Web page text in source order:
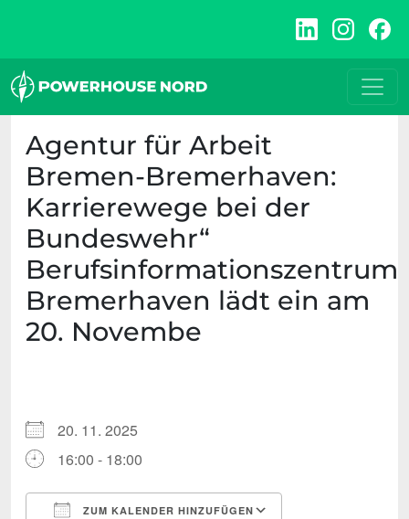
Agentur für Arbeit
Bremen-Bremerhaven:
Karrierewege bei der
Bundeswehr“
Berufsinformationszentrum
Bremerhaven lädt ein am
20. Novembe
20. 11. 2025
16:00 - 18:00
ZUM KALENDER HINZUFÜGEN